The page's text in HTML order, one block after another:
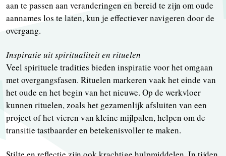
aan te passen aan veranderingen en bereid te zijn om oude
aannames los te laten, kun je effectiever navigeren door de
overgang.
Inspiratie uit spiritualiteit en rituelen
Veel spirituele tradities bieden inspiratie voor het omgaan
met overgangsfasen. Rituelen markeren vaak het einde van
het oude en het begin van het nieuwe. Op de werkvloer
kunnen rituelen, zoals het gezamenlijk afsluiten van een
project of het vieren van kleine mijlpalen, helpen om de
transitie tastbaarder en betekenisvoller te maken.